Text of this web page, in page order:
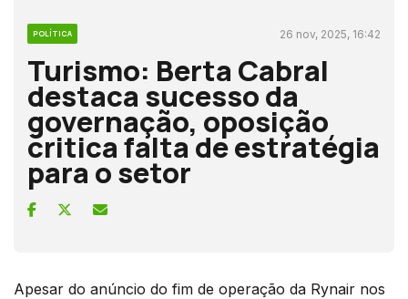
POLÍTICA 26 nov, 2025, 16:42
Turismo: Berta Cabral
destaca sucesso da
governação, oposição
critica falta de estratégia
para o setor
Apesar do anúncio do fim de operação da Rynair nos